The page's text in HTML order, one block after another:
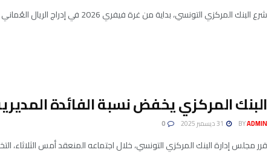
شرع البنك المركزي التونسي، بداية من غرة فيفري 2026 في إدراج الريال العُماني ضمن جدول تسعيرة العملات الأجنبية مقابل الدينار ...
البنك المركزي يخفض نسبة الفائدة المديرية إلى 7% بداية من
BYADMIN
قرر مجلس إدارة البنك المركزي التونسي، خلال اجتماعه المنعقد أمس الثلاثاء، التخفيض في نسبة